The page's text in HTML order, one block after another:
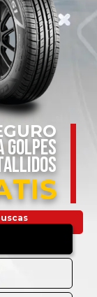
GOLPES